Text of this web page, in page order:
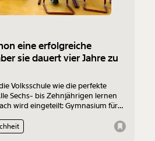
eine erfolgreiche
sie dauert vier Jahre zu
Volksschule wie die perfekte
Sechs- bis Zehnjährigen lernen
wird eingeteilt: Gymnasium für
zu mehr davon - und
Warum haben wir also